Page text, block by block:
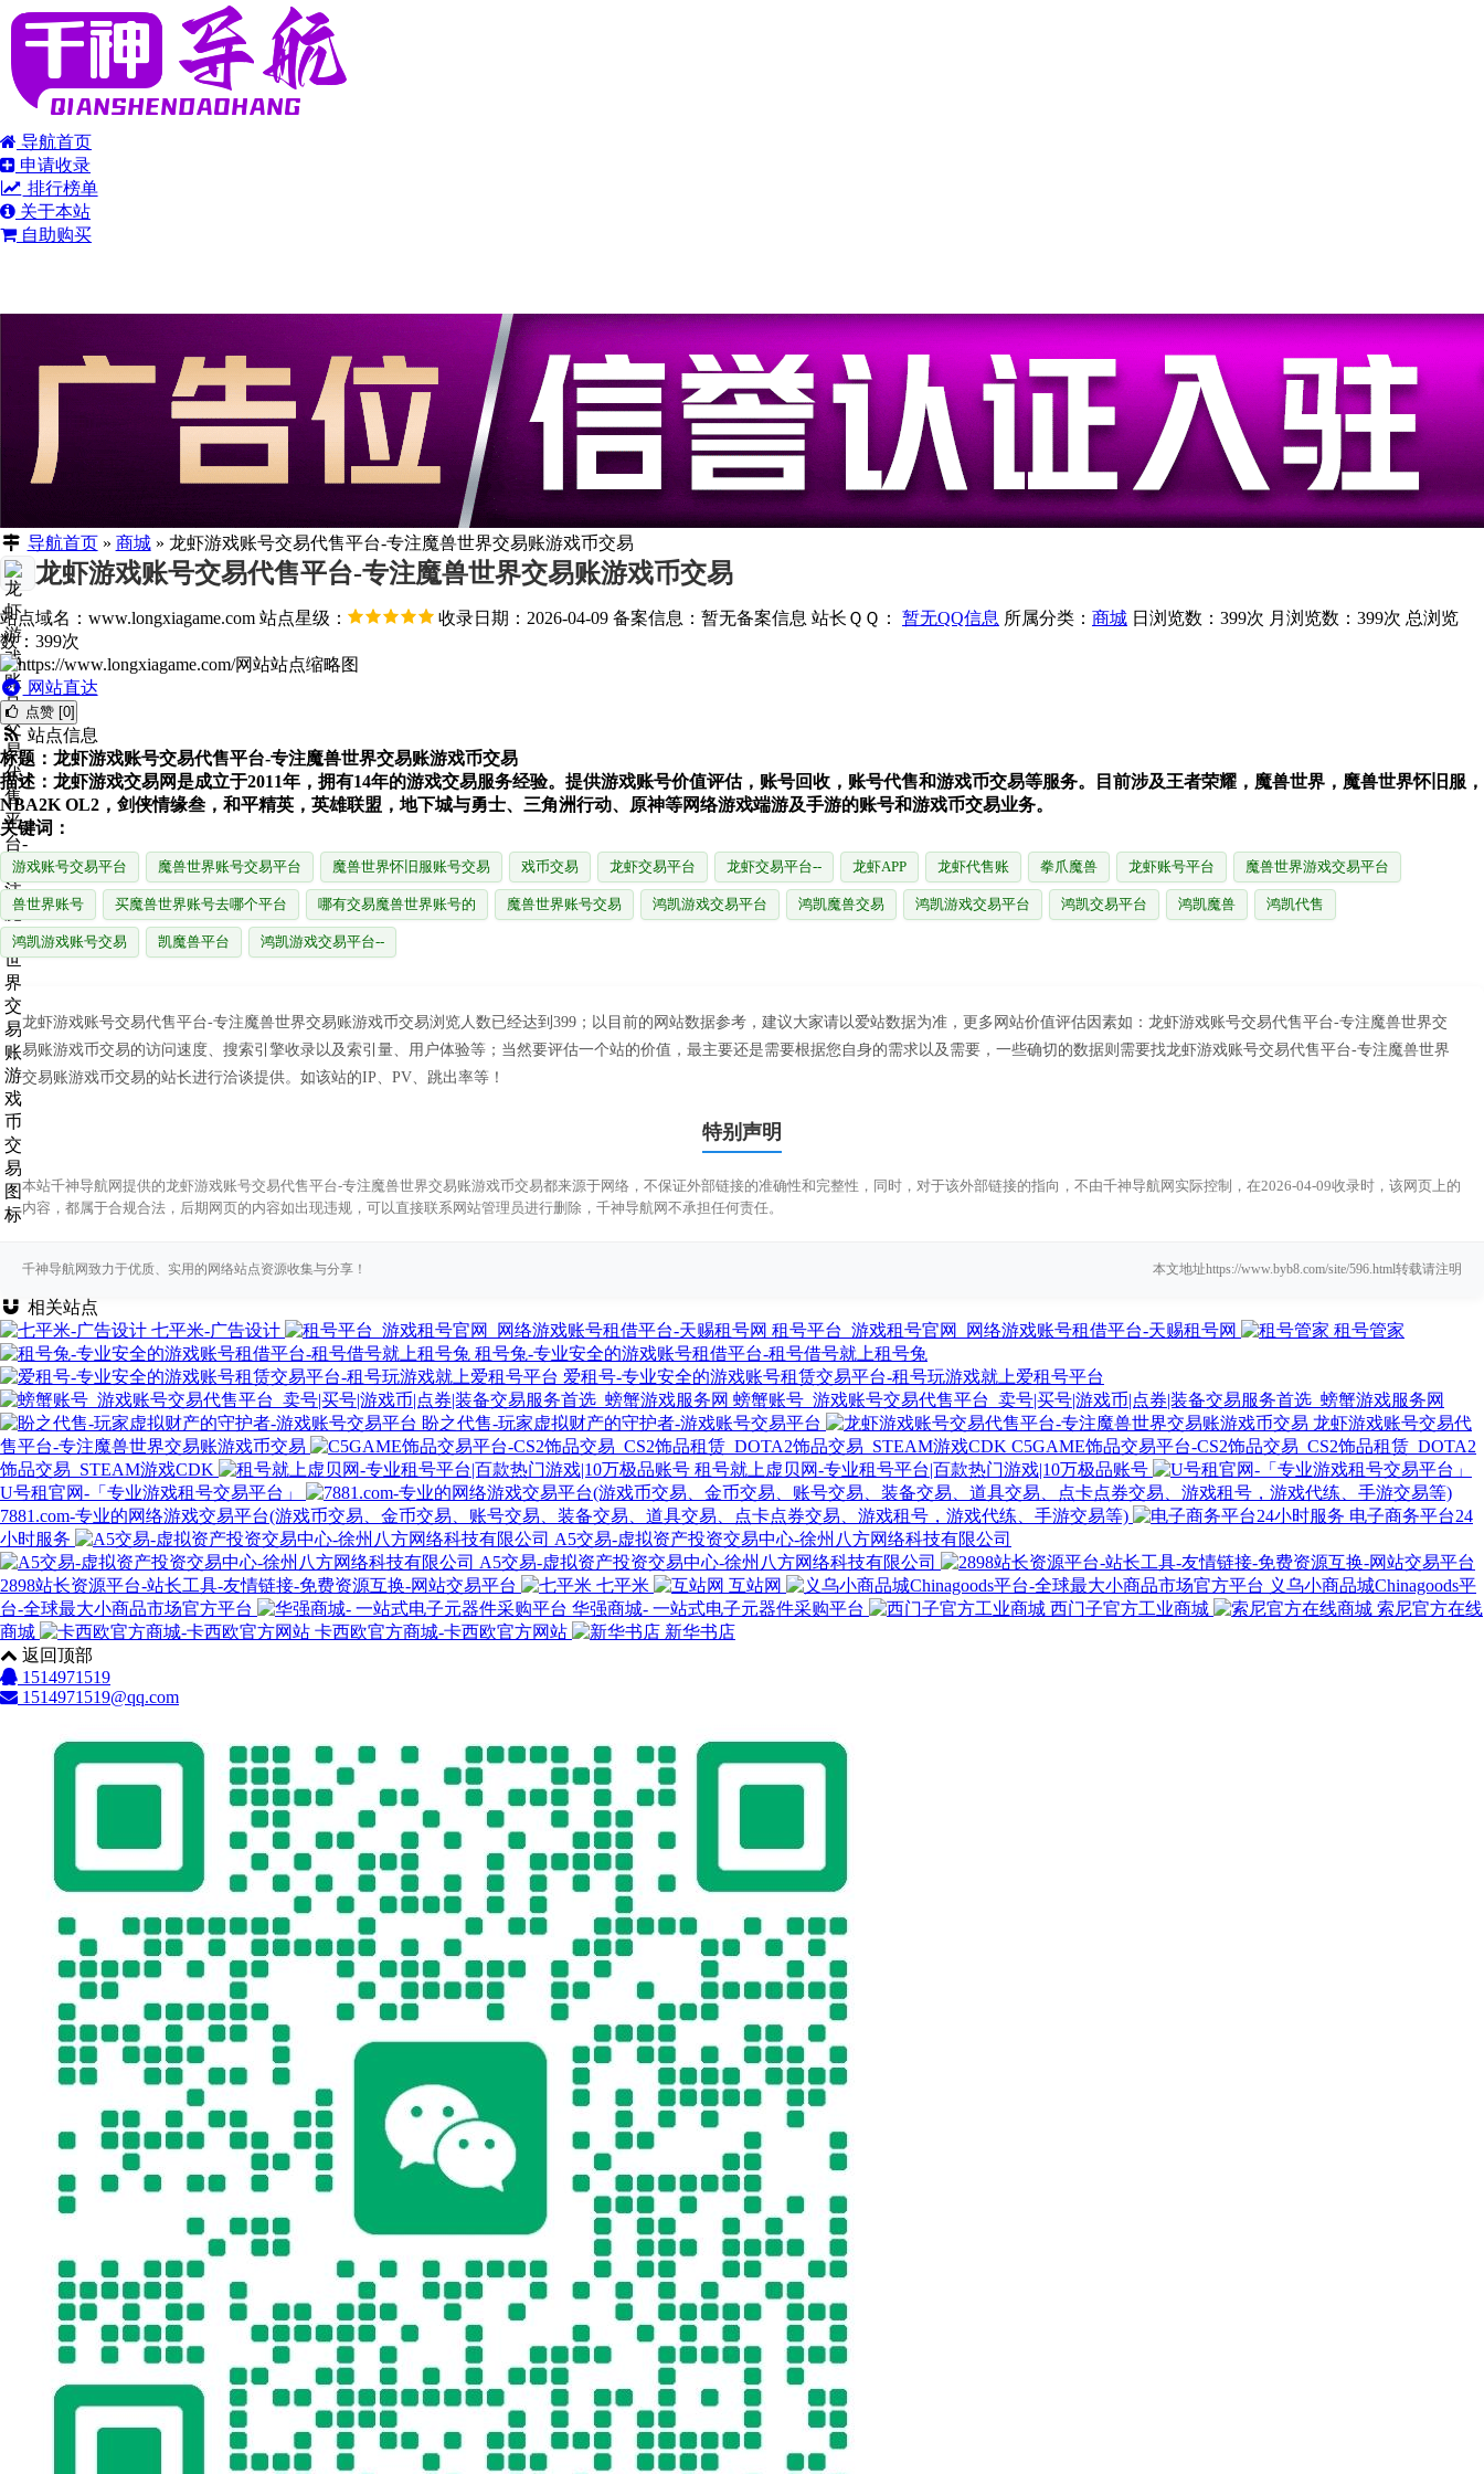
导航首页
申请收录
排行榜单
关于本站
自助购买
导航首页» 商城» 龙虾游戏账号交易代售平台-专注魔兽世界交易账游戏币交易
龙虾游戏账号交易代售平台-专注魔兽世界交易账游戏币交易
站点域名：www.longxiagame.com 站点星级： 收录日期：2026-04-09 备案信息： 暂无备案信息 站长ＱＱ： 暂无QQ信息 所属分类： 商城 日浏览数：399次 月浏览数：399次 总浏览
数：399次
网站直达
点赞 [0]
站点信息
标题：龙虾游戏账号交易代售平台-专注魔兽世界交易账游戏币交易
描述：龙虾游戏交易网是成立于2011年，拥有14年的游戏交易服务经验。提供游戏账号价值评估，账号回收，账号代售和游戏币交易等服务。目前涉及王者荣耀，魔兽世界，魔兽世界怀旧服，
NBA2K OL2，剑侠情缘叁，和平精英，英雄联盟，地下城与勇士、三角洲行动、原神等网络游戏端游及手游的账号和游戏币交易业务。
关键词：
游戏账号交易平台 魔兽世界账号交易平台 魔兽世界怀旧服账号交易 戏币交易 龙虾交易平台 龙虾交易平台-- 龙虾APP 龙虾代售账 拳爪魔兽 龙虾账号平台 魔兽世界游戏交易平台
兽世界账号 买魔兽世界账号去哪个平台 哪有交易魔兽世界账号的 魔兽世界账号交易 鸿凯游戏交易平台 鸿凯魔兽交易 鸿凯游戏交易平台 鸿凯交易平台 鸿凯魔兽 鸿凯代售
鸿凯游戏账号交易 凯魔兽平台 鸿凯游戏交易平台--
龙虾游戏账号交易代售平台-专注魔兽世界交易账游戏币交易浏览人数已经达到399；以目前的网站数据参考，建议大家请以爱站数据为准，更多网站价值评估因素如：龙虾游戏账号交易代售平台-专注魔兽世界交
易账游戏币交易的访问速度、搜索引擎收录以及索引量、用户体验等；当然要评估一个站的价值，最主要还是需要根据您自身的需求以及需要，一些确切的数据则需要找龙虾游戏账号交易代售平台-专注魔兽世界
交易账游戏币交易的站长进行洽谈提供。如该站的IP、PV、跳出率等！
特别声明
本站千神导航网提供的龙虾游戏账号交易代售平台-专注魔兽世界交易账游戏币交易都来源于网络，不保证外部链接的准确性和完整性，同时，对于该外部链接的指向，不由千神导航网实际控制，在2026-04-09收录时，该网页上的
内容，都属于合规合法，后期网页的内容如出现违规，可以直接联系网站管理员进行删除，千神导航网不承担任何责任。
千神导航网致力于优质、实用的网络站点资源收集与分享！ 本文地址https://www.byb8.com/site/596.html转载请注明
相关站点
七平米-广告设计
租号平台_游戏租号官网_网络游戏账号租借平台-天赐租号网
租号管家
租号兔-专业安全的游戏账号租借平台-租号借号就上租号兔
爱租号-专业安全的游戏账号租赁交易平台-租号玩游戏就上爱租号平台
螃蟹账号_游戏账号交易代售平台_卖号|买号|游戏币|点券|装备交易服务首选_螃蟹游戏服务网
盼之代售-玩家虚拟财产的守护者-游戏账号交易平台
龙虾游戏账号交易代
售平台-专注魔兽世界交易账游戏币交易
C5GAME饰品交易平台-CS2饰品交易_CS2饰品租赁_DOTA2
饰品交易_STEAM游戏CDK
租号就上虚贝网-专业租号平台|百款热门游戏|10万极品账号
U号租官网-「专业游戏租号交易平台」
7881.com-专业的网络游戏交易平台(游戏币交易、金币交易、账号交易、装备交易、道具交易、点卡点券交易、游戏租号，游戏代练、手游交易等)
电子商务平台24
小时服务
A5交易-虚拟资产投资交易中心-徐州八方网络科技有限公司
A5交易-虚拟资产投资交易中心-徐州八方网络科技有限公司
2898站长资源平台-站长工具-友情链接-免费资源互换-网站交易平台
七平米 互站网
义乌小商品城Chinagoods平
台-全球最大小商品市场官方平台
华强商城- 一站式电子元器件采购平台 西门子官方工业商城
索尼官方在线
商城
卡西欧官方商城-卡西欧官方网站
新华书店
返回顶部
1514971519
1514971519@qq.com